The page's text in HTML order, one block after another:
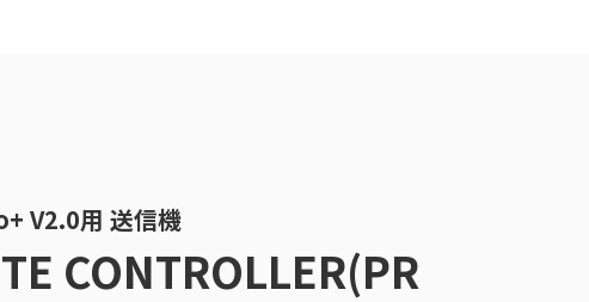
V2.0用 送信機
CONTROLLER(PR